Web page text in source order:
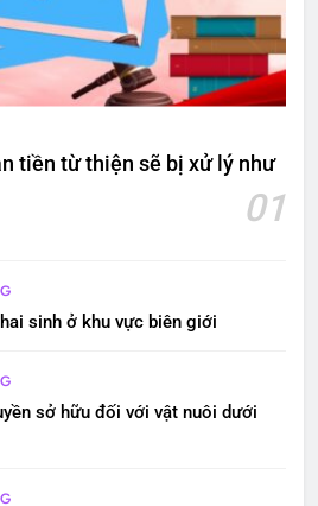
tiền từ thiện sẽ bị xử lý như
01
sinh ở khu vực biên giới
sở hữu đối với vật nuôi dưới